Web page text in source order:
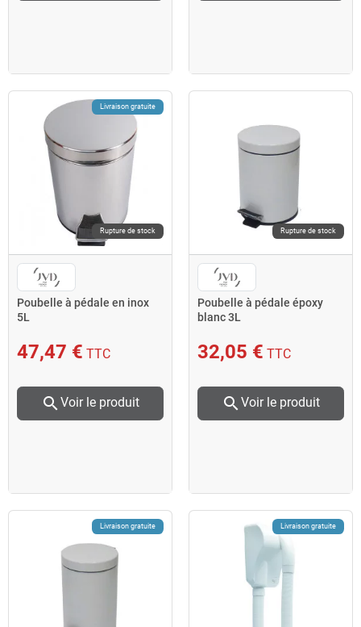
Livraison gratuite
Rupture de stock
Poubelle à pédale en inox
5L
47,47 € TTC
search Voir le produit
Rupture de stock
Poubelle à pédale époxy
blanc 3L
32,05 € TTC
search Voir le produit
Livraison gratuite Livraison gratuite